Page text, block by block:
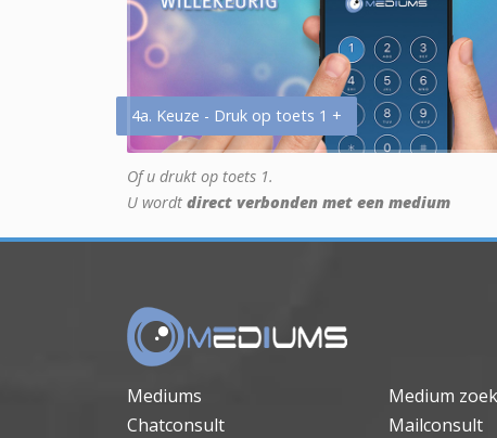
4a. Keuze - Druk op toets 1 +
Of u drukt op toets 1.
U wordt direct verbonden met een medium
Mediums Medium
Chatconsult
Mailconsult